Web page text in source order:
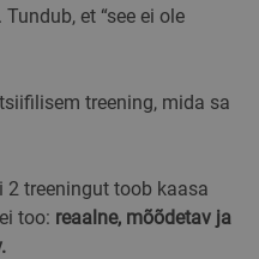
et “see ei ole
treening, mida sa
treeningut toob kaasa
too: reaalne, mõõdetav ja